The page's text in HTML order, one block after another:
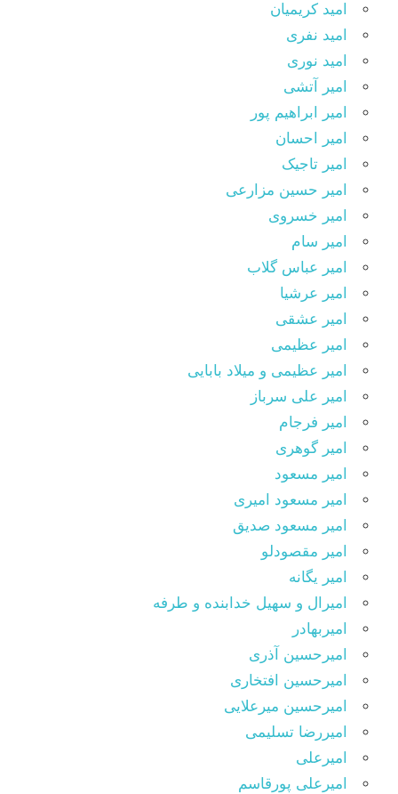
امید کریمیان
امید نفری
امید نوری
امیر آتشی
امیر ابراهیم پور
امیر احسان
امیر تاجیک
امیر حسین مزارعی
امیر خسروی
امیر سام
امیر عباس گلاب
امیر عرشیا
امیر عشقی
امیر عظیمی
امیر عظیمی و میلاد بابایی
امیر علی سرباز
امیر فرجام
امیر گوهری
امیر مسعود
امیر مسعود امیری
امیر مسعود صدیق
امیر مقصودلو
امیر یگانه
امیرال و سهیل خدابنده و طرفه
امیربهادر
امیرحسین آذری
امیرحسین افتخاری
امیرحسین میرعلایی
امیررضا تسلیمی
امیرعلی
امیرعلی پورقاسم